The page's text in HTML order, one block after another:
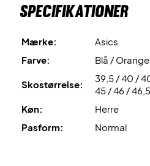
Specifikationer
Mærke:
Asics
Farve:
Blå / Orange
Skostørrelse:
39,5 / 40 /
45 / 46 /
Køn:
Herre
Pasform:
Normal